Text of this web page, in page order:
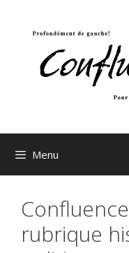
Menu
rubrique